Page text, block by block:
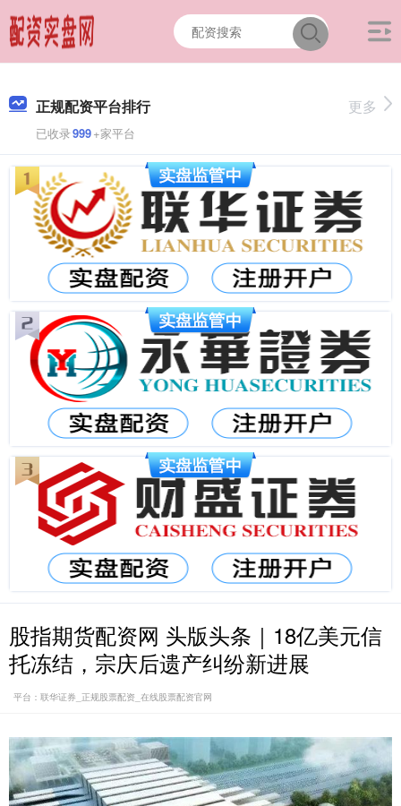
正规配资平台排行
已收录999+家平台
更多
股指期货配资网 头版头条｜18亿美元信
托冻结，宗庆后遗产纠纷新进展
平台：联华证券_正规股票配资_在线股票配资官网